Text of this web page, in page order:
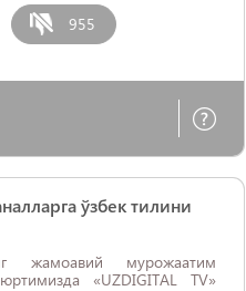
955
ўзбек тилини
жамоавий мурожаатим
«UZDIGITAL TV»